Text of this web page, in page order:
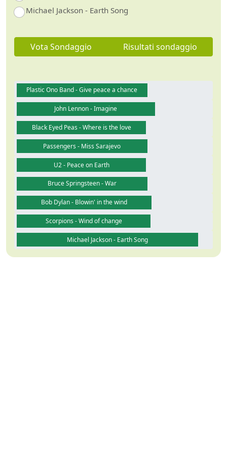
Michael Jackson - Earth Song
Vota Sondaggio Risultati sondaggio
Plastic Ono Band - Give peace a chance
John Lennon - Imagine
Black Eyed Peas - Where is the love
Passengers - Miss Sarajevo
U2 - Peace on Earth
Bruce Springsteen - War
Bob Dylan - Blowin' in the wind
Scorpions - Wind of change
Michael Jackson - Earth Song